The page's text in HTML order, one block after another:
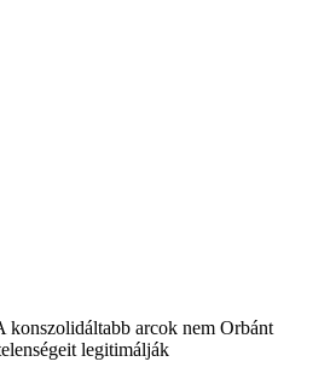
konszolidáltabb arcok nem Orbánt
legitimálják